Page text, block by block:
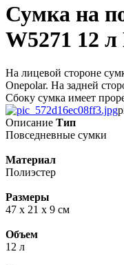
Сумка на
W5271 12
На лицевой стороне
Onepolar. На задней
Сбоку сумка имеет
Описание Тип
Повседневные сумки
Материал
Полиэстер
Размеры
47 х 21 х 9 см
Объем
12 л